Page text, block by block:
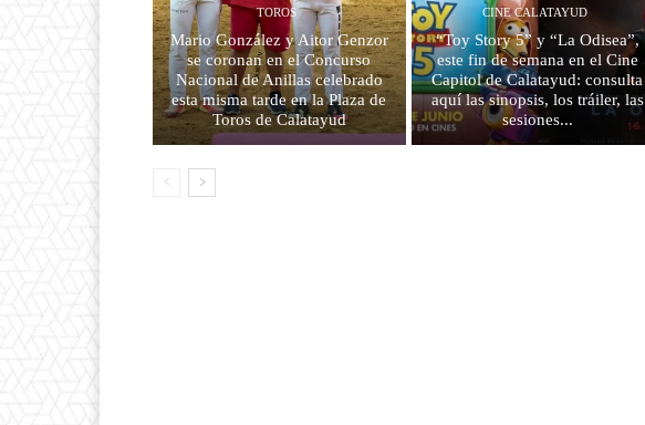
TOROS
Mario González y Aitor Genzor
se coronan en el Concurso
Nacional de Anillas celebrado
esta misma tarde en la Plaza de
Toros de Calatayud
CINE CALATAYUD
“Toy Story 5” y “La Odisea”,
este fin de semana en el Cine
Capitol de Calatayud: consulta
aquí las sinopsis, los tráiler, las
sesiones...